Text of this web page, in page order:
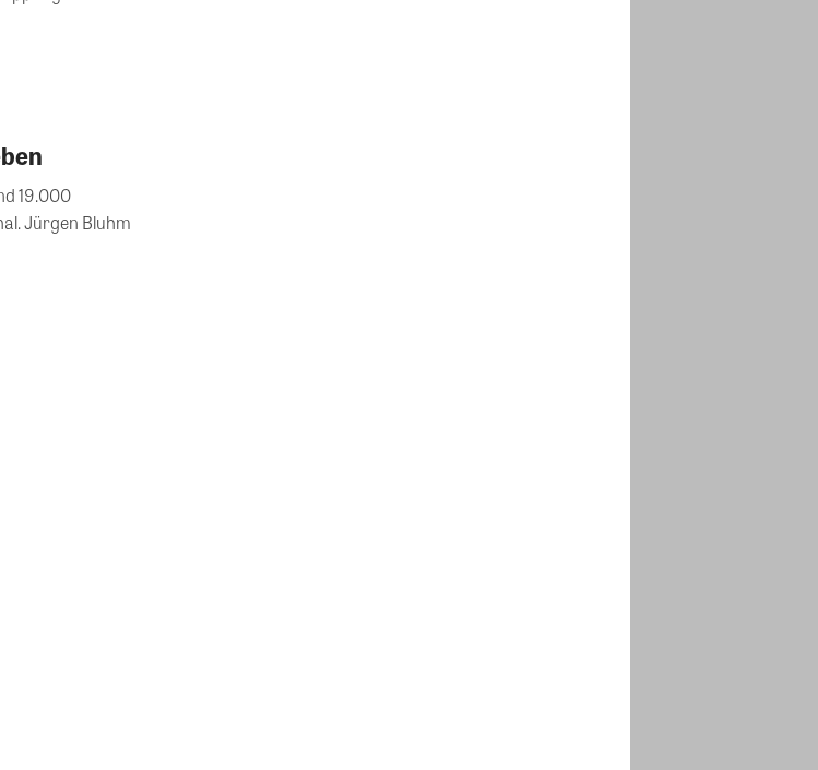
19.000
Jürgen Bluhm